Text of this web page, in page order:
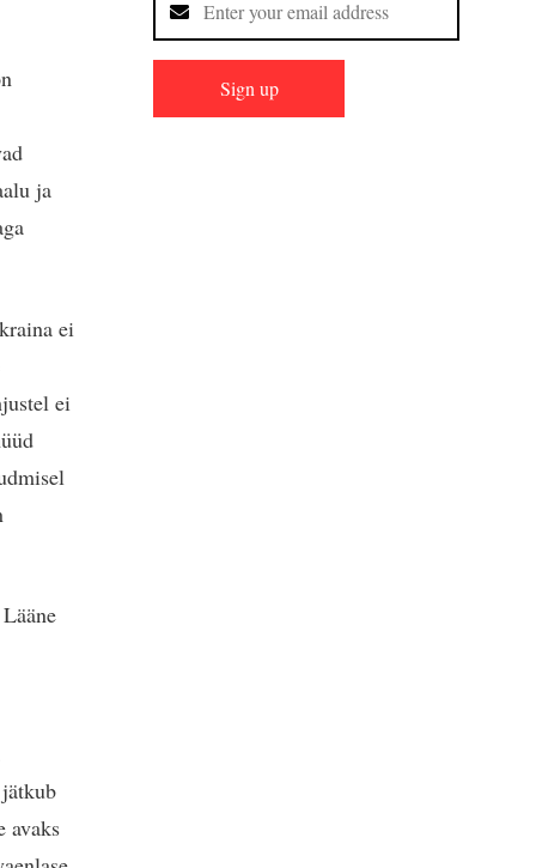
ja
ei
ei
avaks
Sign up